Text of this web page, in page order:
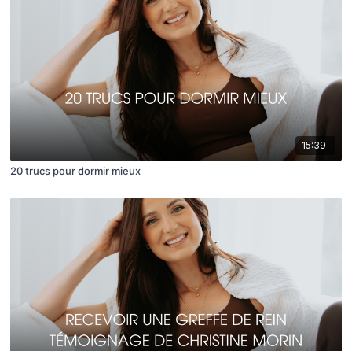
15:39
20 trucs pour dormir mieux